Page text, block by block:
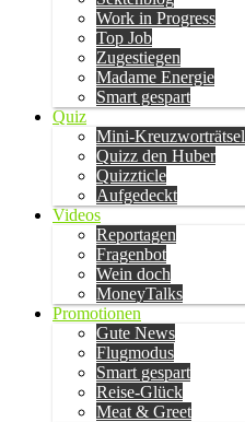
Work in Progress
Top Job
Zugestiegen
Madame Energie
Smart gespart
Quiz
Mini-Kreuzworträtsel
Quizz den Huber
Quizzticle
Aufgedeckt
Videos
Reportagen
Fragenbot
Wein doch
MoneyTalks
Promotionen
Gute News
Flugmodus
Smart gespart
Reise-Glück
Meat & Greet